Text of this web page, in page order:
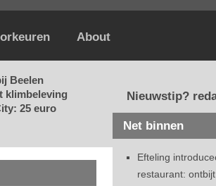
About
Beelen
klimbeleving
25 euro
Nieuwstip?
Net binnen
Efteling
restaurant: